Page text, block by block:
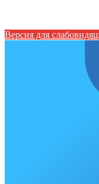
Версия для